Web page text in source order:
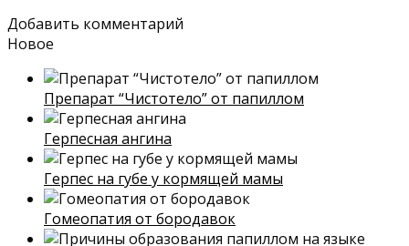
Добавить комментарий
Новое
Препарат “Чистотело” от папиллом
Герпесная ангина
Герпес на губе у кормящей мамы
Гомеопатия от бородавок